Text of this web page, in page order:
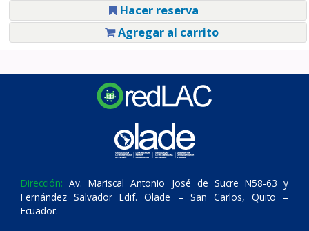
Hacer reserva
Agregar al carrito
Dirección: Av. Mariscal Antonio José de Sucre N58-63 y
Fernández Salvador Edif. Olade – San Carlos, Quito –
Ecuador.